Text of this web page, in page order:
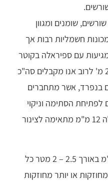
שומנים ומגוון
חשמליות רבות אך
עם ספיראלה בקוטר
של 12 מ"מ אורך כל יחידה 2 מ' לרוב אנו מקבלים סה"כ
בנפרד, אשר מתחברים
הסתימה וניקוי
השומנים בקווי ביוב. ספיראלה 12 מ"מ מתאימה לצינור
קיימים ספיראלות בקוטר 22 מ"מ באורך 2.5 – 2 מטר כל
או יותר מחוזקות